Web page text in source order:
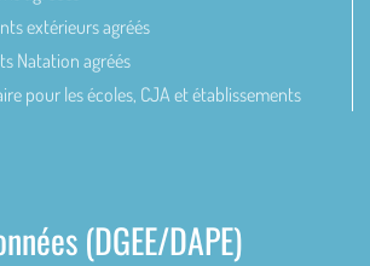
extérieurs agréés
Natation agréés
pour les écoles, CJA et établissements
(DGEE/DAPE)